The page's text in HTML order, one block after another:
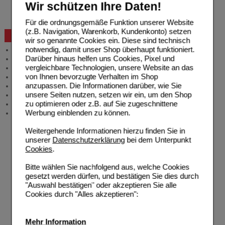
Wir schützen Ihre Daten!
Für die ordnungsgemäße Funktion unserer Website
(z.B. Navigation, Warenkorb, Kundenkonto) setzen
wir so genannte Cookies ein. Diese sind technisch
notwendig, damit unser Shop überhaupt funktioniert.
Darüber hinaus helfen uns Cookies, Pixel und
vergleichbare Technologien, unsere Website an das
von Ihnen bevorzugte Verhalten im Shop
anzupassen. Die Informationen darüber, wie Sie
unsere Seiten nutzen, setzen wir ein, um den Shop
zu optimieren oder z.B. auf Sie zugeschnittene
Werbung einblenden zu können.
Weitergehende Informationen hierzu finden Sie in
unserer Datenschutzerklärungbei dem Unterpunkt
Cookies.
Bitte wählen Sie nachfolgend aus, welche Cookies
gesetzt werden dürfen, und bestätigen Sie dies durch
"Auswahl bestätigen" oder akzeptieren Sie alle
Cookies durch "Alles akzeptieren":
Mehr Information
Problembehebung
Bestellschein
Beratung und Service
Allgemeine Information
Produktberatung
Meldung Arzneimittelrisiken
Zuzahlungsfreie Arzneien
Angebote & Downloads
Newsletter
Neukundenprämie
Stellenangebote